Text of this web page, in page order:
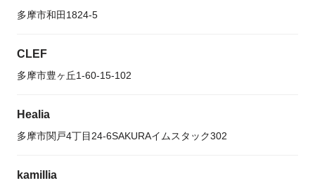
多摩市和田1824-5
CLEF
多摩市豊ヶ丘1-60-15-102
Healia
多摩市関戸4丁目24-6SAKURAイムスタック302
kamillia